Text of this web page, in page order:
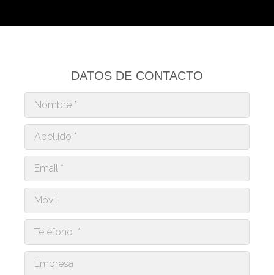
DATOS DE CONTACTO